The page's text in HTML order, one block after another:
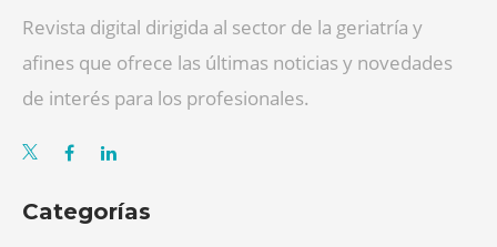
Revista digital dirigida al sector de la geriatría y
afines que ofrece las últimas noticias y novedades
de interés para los profesionales.
Categorías